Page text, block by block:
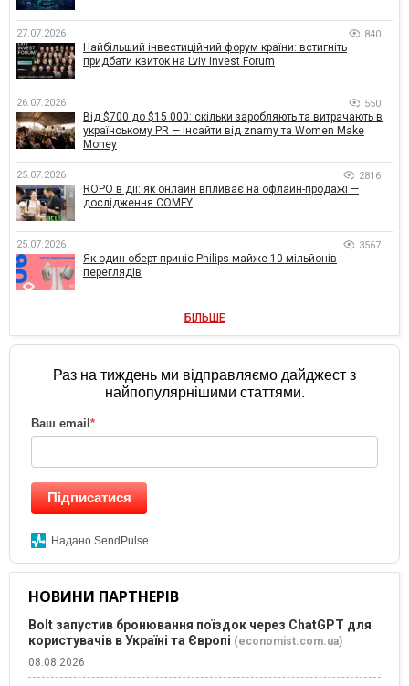
27.07.2026 840
Найбільший інвестиційний форум країни: встигніть
придбати квиток на Lviv Invest Forum
26.07.2026 550
Від $700 до $15 000: скільки заробляють та витрачають в
українському PR — інсайти від znamy та Women Make
Money
25.07.2026 2816
ROPO в дії: як онлайн впливає на офлайн-продажі —
дослідження COMFY
25.07.2026 3567
Як один оберт приніс Philips майже 10 мільйонів
переглядів
БІЛЬШЕ
Раз на тиждень ми відправляємо дайджест з
найпопулярнішими статтями.
Ваш email *
Підписатися
Надано SendPulse
НОВИНИ ПАРТНЕРІВ
Bolt запустив бронювання поїздок через ChatGPT для
користувачів в Україні та Європі (economist.com.ua)
08.08.2026